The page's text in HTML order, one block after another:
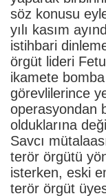
söz konusu
yılı kasım
istihbari
örgüt lideri
ikamete
görevlilerince
operasyondan
olduklarına
Savcı
terör örgütü
isterken, eski
terör örgüt